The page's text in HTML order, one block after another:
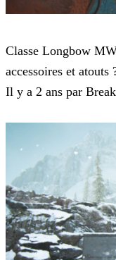
Classe Longbow
accessoires et atouts
Il y a 2 ans par